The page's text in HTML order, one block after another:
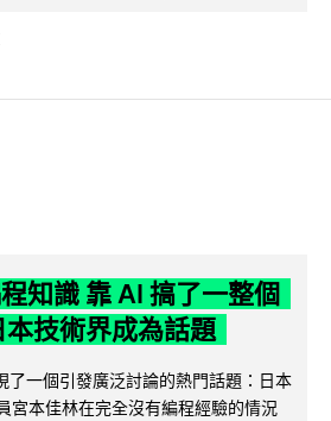
知識 靠 AI 搞了一整個
技術界成為話題
了一個引發廣泛討論的熱門話題：日本
宮本佳林在完全沒有編程經驗的情況